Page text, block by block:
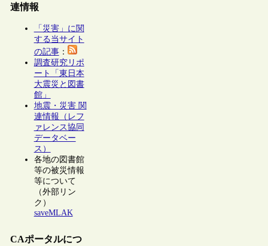
連情報
「災害」に関
する当サイト
の記事：
調査研究リポ
ート「東日本
大震災と図書
館」
地震・災害 関
連情報（レフ
ァレンス協同
データベー
ス）
各地の図書館
等の被災情報
等について
（外部リン
ク）
saveMLAK
CAポータルにつ